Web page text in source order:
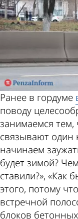
Ранее в гордуме
поводу
занимаемся тем,
связывают один
начинаем
будет зимой?
ставили?», «Как
этого, потому
встречной
блоков